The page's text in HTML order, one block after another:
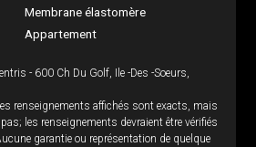
Membrane élastomère
Appartement
- 600 Ch Du Golf, Ile -Des -Soeurs,
renseignements affichés sont exacts, mais
les renseignements devraient être vérifiés
garantie ou représentation de quelque